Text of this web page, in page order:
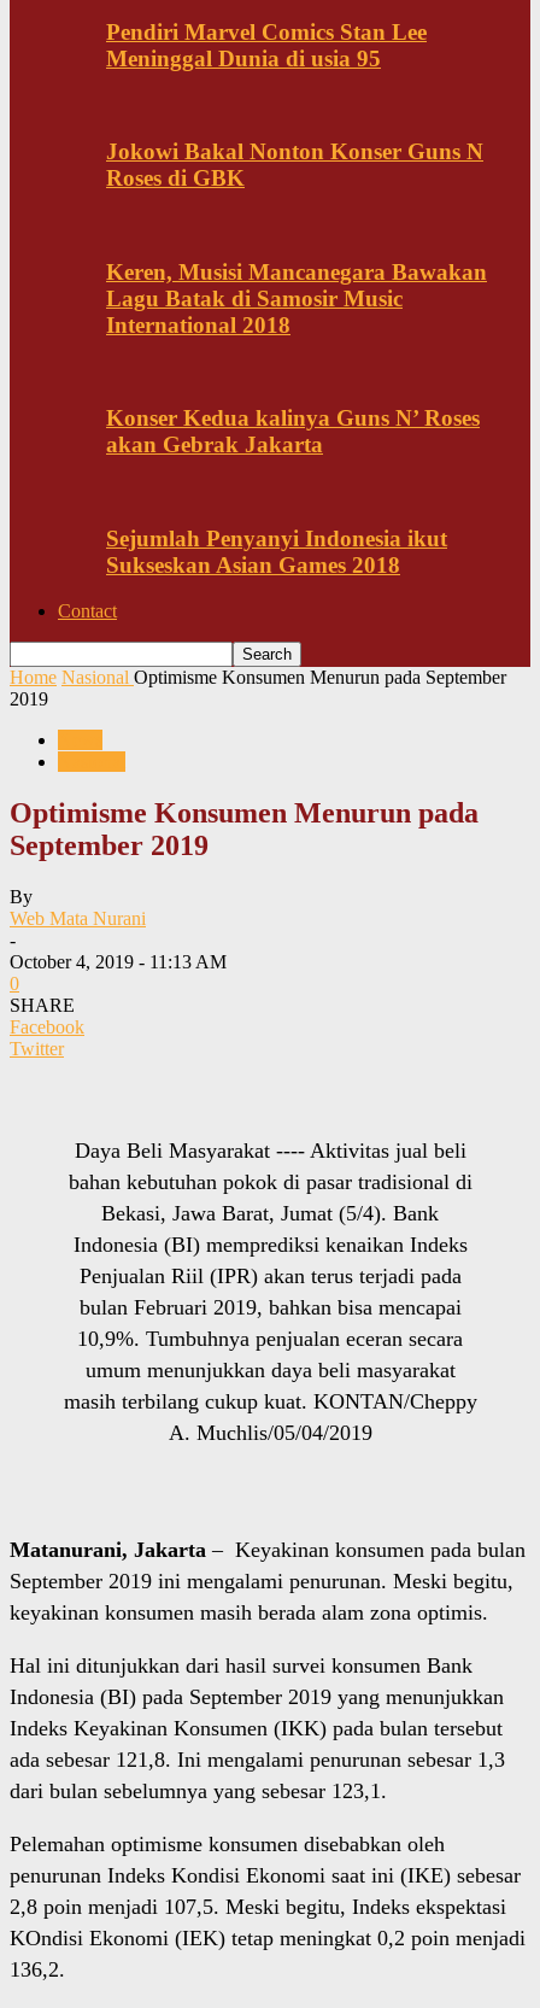
Pendiri Marvel Comics Stan Lee
Meninggal Dunia di usia 95
Jokowi Bakal Nonton Konser Guns N
Roses di GBK
Keren, Musisi Mancanegara Bawakan
Lagu Batak di Samosir Music
International 2018
Konser Kedua kalinya Guns N’ Roses
akan Gebrak Jakarta
Sejumlah Penyanyi Indonesia ikut
Sukseskan Asian Games 2018
Contact
Home Nasional Optimisme Konsumen Menurun pada September
2019
Optimisme Konsumen Menurun pada
September 2019
By
Web Mata Nurani
-
October 4, 2019 - 11:13 AM
0
SHARE
Facebook
Twitter
Daya Beli Masyarakat ---- Aktivitas jual beli
bahan kebutuhan pokok di pasar tradisional di
Bekasi, Jawa Barat, Jumat (5/4). Bank
Indonesia (BI) memprediksi kenaikan Indeks
Penjualan Riil (IPR) akan terus terjadi pada
bulan Februari 2019, bahkan bisa mencapai
10,9%. Tumbuhnya penjualan eceran secara
umum menunjukkan daya beli masyarakat
masih terbilang cukup kuat. KONTAN/Cheppy
A. Muchlis/05/04/2019
Matanurani, Jakarta – Keyakinan konsumen pada bulan
September 2019 ini mengalami penurunan. Meski begitu,
keyakinan konsumen masih berada alam zona optimis.
Hal ini ditunjukkan dari hasil survei konsumen Bank
Indonesia (BI) pada September 2019 yang menunjukkan
Indeks Keyakinan Konsumen (IKK) pada bulan tersebut
ada sebesar 121,8. Ini mengalami penurunan sebesar 1,3
dari bulan sebelumnya yang sebesar 123,1.
Pelemahan optimisme konsumen disebabkan oleh
penurunan Indeks Kondisi Ekonomi saat ini (IKE) sebesar
2,8 poin menjadi 107,5. Meski begitu, Indeks ekspektasi
KOndisi Ekonomi (IEK) tetap meningkat 0,2 poin menjadi
136,2.